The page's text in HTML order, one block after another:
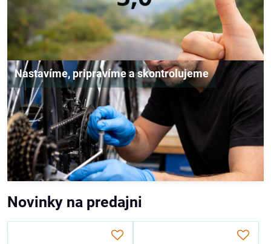
Nastavíme, pripravíme a skontrolujeme
Novinky na predajni